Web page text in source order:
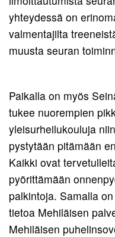
9
9
yhteydessä on
valmentajilta
muusta seuran
Paikalla on myös
tukee nuorempien
yleisurheilukouluja
pystytään pitämään
Kaikki ovat
pyörittämään
palkintoja. Samalla
tietoa Mehiläisen
Mehiläisen